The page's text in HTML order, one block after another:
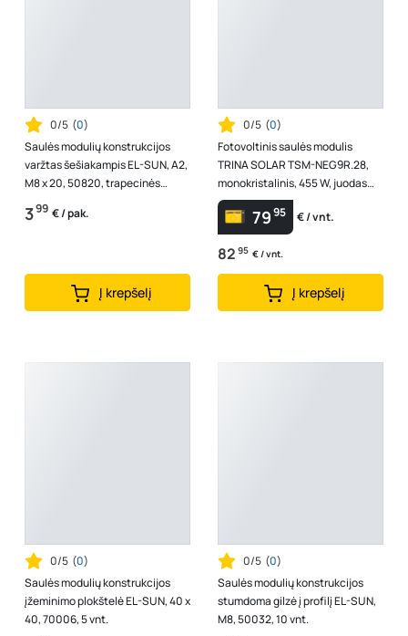
0/5 (0)
Saulės modulių konstrukcijos
varžtas šešiakampis EL-SUN, A2,
M8 x 20, 50820, trapecinės
skardos dangai, 10 vnt.
399 € / pak.
Į krepšelį
0/5 (0)
Fotovoltinis saulės modulis
TRINA SOLAR TSM-NEG9R.28,
monokristalinis, 455 W, juodas
rėmas, dvigubas stiklas
7995 € / vnt.
82 95 € / vnt.
Į krepšelį
0/5 (0)
Saulės modulių konstrukcijos
įžeminimo plokštelė EL-SUN, 40 x
40, 70006, 5 vnt.
0/5 (0)
Saulės modulių konstrukcijos
stumdoma gilzė į profilį EL-SUN,
M8, 50032, 10 vnt.